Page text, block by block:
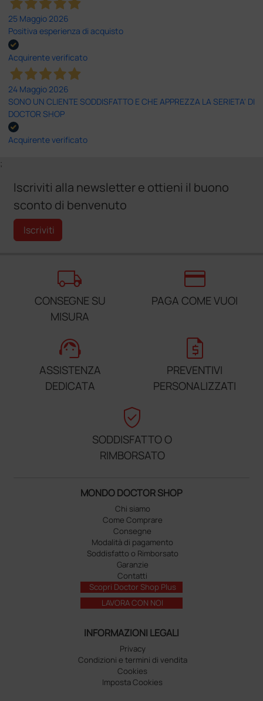
25 Maggio 2026
Positiva esperienza di acquisto
Acquirente verificato
24 Maggio 2026
SONO UN CLIENTE SODDISFATTO E CHE APPREZZA LA SERIETA' DI
DOCTOR SHOP
Acquirente verificato
;
Iscriviti alla newsletter e ottieni il buono
sconto di benvenuto
Iscriviti
local_shipping
CONSEGNE SU
MISURA
credit_card
PAGA COME VUOI
support_agent
ASSISTENZA
DEDICATA
request_quote
PREVENTIVI
PERSONALIZZATI
verified_user
SODDISFATTO O
RIMBORSATO
MONDO DOCTOR SHOP
Chi siamo
Come Comprare
Consegne
Modalità di pagamento
Soddisfatto o Rimborsato
Garanzie
Contatti
Scopri Doctor Shop Plus
LAVORA CON NOI
INFORMAZIONI LEGALI
Privacy
Condizioni e termini di vendita
Cookies
Imposta Cookies